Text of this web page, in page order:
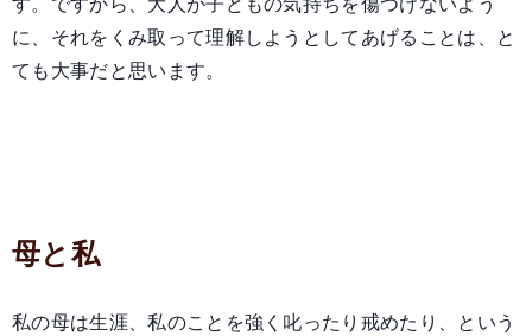
に、それをくみ取って理解しようとしてあげることは、と
ても大事だと思います。
母と私
私の母は生涯、私のことを強く叱ったり戒めたり、という